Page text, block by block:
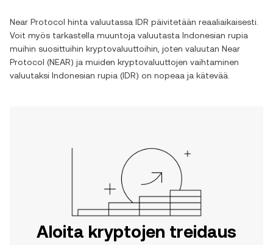
Near Protocol hinta valuutassa IDR päivitetään reaaliaikaisesti.
Voit myös tarkastella muuntoja valuutasta Indonesian rupia
muihin suosittuihin kryptovaluuttoihin, joten valuutan Near
Protocol (NEAR) ja muiden kryptovaluuttojen vaihtaminen
valuutaksi Indonesian rupia (IDR) on nopeaa ja kätevää.
Aloita kryptojen treidaus